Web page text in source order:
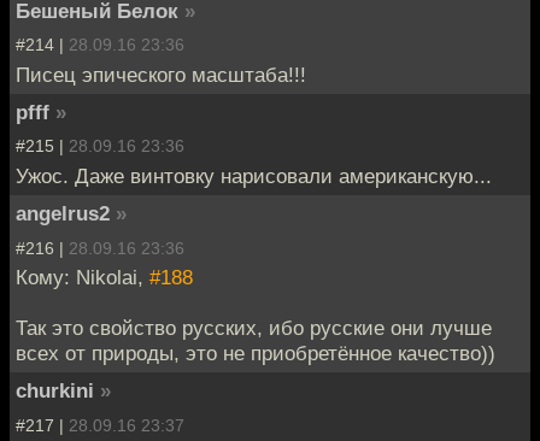
Бешеный Белок »
#214 | 28.09.16 23:36
Писец эпического масштаба!!!
pfff »
#215 | 28.09.16 23:36
Ужос. Даже винтовку нарисовали американскую...
angelrus2 »
#216 | 28.09.16 23:36
Кому: Nikolai, #188
Так это свойство русских, ибо русские они лучше
всех от природы, это не приобретённое качество))
churkini »
#217 | 28.09.16 23:37